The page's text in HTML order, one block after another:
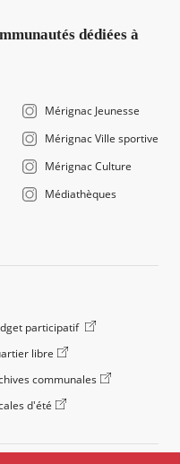
dédiées à
Mérignac Jeunesse
Mérignac Ville sportive
Mérignac Culture
Médiathèques
participatif
libre
communales
d'été